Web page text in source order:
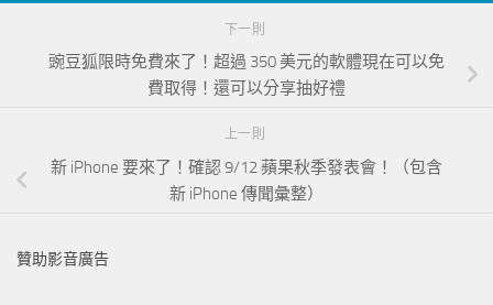
下一則
豌豆狐限時免費來了！超過 350 美元的軟體現在可以免
費取得！還可以分享抽好禮
上一則
新 iPhone 要來了！確認 9/12 蘋果秋季發表會！（包含
新 iPhone 傳聞彙整）
贊助影音廣告